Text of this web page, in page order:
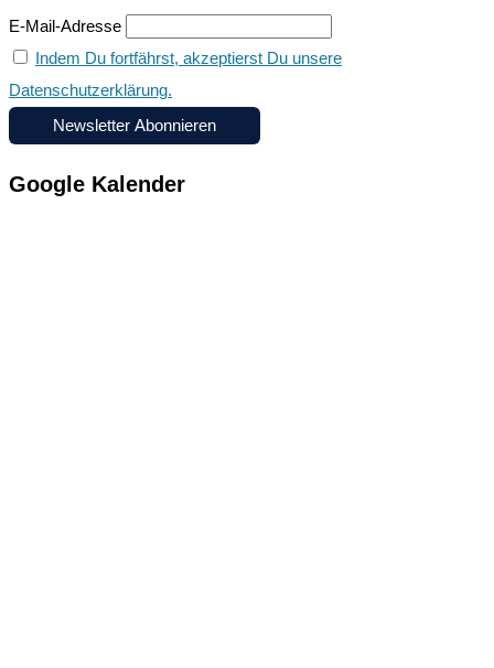
e
n
n
h
E-Mail-Adresse
Indem Du fortfährst, akzeptierst Du unsere
Datenschutzerklärung.
Google Kalender